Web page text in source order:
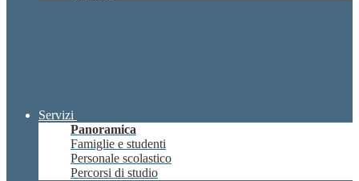
Servizi
Panoramica
Famiglie e studenti
Personale scolastico
Percorsi di studio